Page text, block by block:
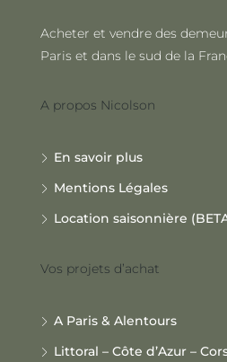
Acheter et vendre des
Paris et dans le sud de la
A propos Nicolson
En savoir plus
Mentions Légales
Location saisonnière
Vos projets d’achat
A Paris & Alentours
Littoral – Côte d’Azur –